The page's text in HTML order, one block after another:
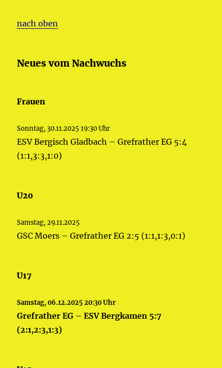
nach oben
Neues vom Nachwuchs
Frauen
Sonntag, 30.11.2025 19:30 Uhr
ESV Bergisch Gladbach – Grefrather EG 5:4
(1:1,3:3,1:0)
U20
Samstag, 29.11.2025
GSC Moers – Grefrather EG 2:5 (1:1,1:3,0:1)
U17
Samstag, 06.12.2025 20:30 Uhr
Grefrather EG – ESV Bergkamen 5:7
(2:1,2:3,1:3)